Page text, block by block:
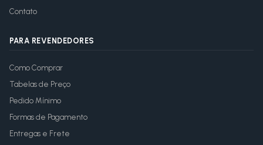
Contato
PARA REVENDEDORES
Como Comprar
Tabelas de Preço
Pedido Mínimo
Formas de Pagamento
Entregas e Frete